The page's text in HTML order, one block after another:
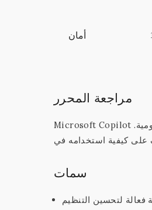
أمان
مراجعة المحرر
Microsoft Copilot هو رفيقك الذكي الذي سيساعدك في تحقيق التنظيم وزيادة الإنتاجية وتعزيز الإبداعية في حياتك اليومية.
سمات
فعالة لتحسين التنظيم